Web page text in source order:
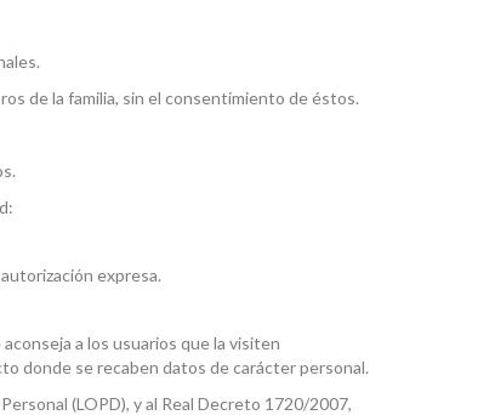
de la familia, sin el consentimiento de éstos.
expresa.
a los usuarios que la visiten
donde se recaben datos de carácter personal.
(LOPD), y al Real Decreto 1720/2007,